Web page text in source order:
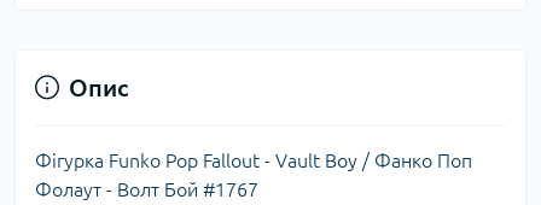
Опис
Фігурка Funko Pop Fallout - Vault Boy / Фанко Поп
Фолаут - Волт Бой #1767